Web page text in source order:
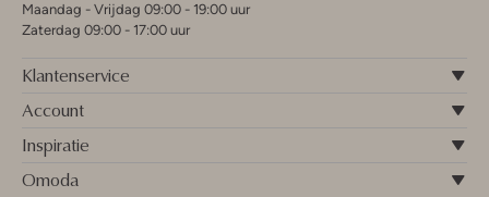
Maandag - Vrijdag 09:00 - 19:00 uur
Zaterdag 09:00 - 17:00 uur
Klantenservice
Account
Inspiratie
Omoda